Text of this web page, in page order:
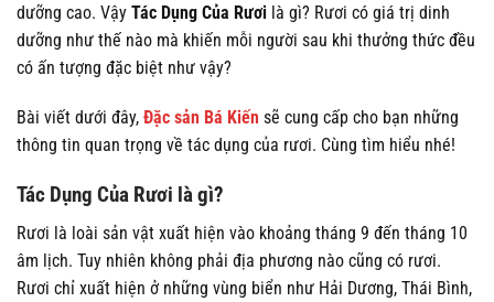
dưỡng cao. Vậy Tác Dụng Của Rươi là gì? Rươi có giá trị dinh
dưỡng như thế nào mà khiến mỗi người sau khi thưởng thức đều
có ấn tượng đặc biệt như vậy?
Bài viết dưới đây, Đặc sản Bá Kiến sẽ cung cấp cho bạn những
thông tin quan trọng về tác dụng của rươi. Cùng tìm hiểu nhé!
Tác Dụng Của Rươi là gì?
Rươi là loài sản vật xuất hiện vào khoảng tháng 9 đến tháng 10
âm lịch. Tuy nhiên không phải địa phương nào cũng có rươi.
Rươi chỉ xuất hiện ở những vùng biển như Hải Dương, Thái Bình,